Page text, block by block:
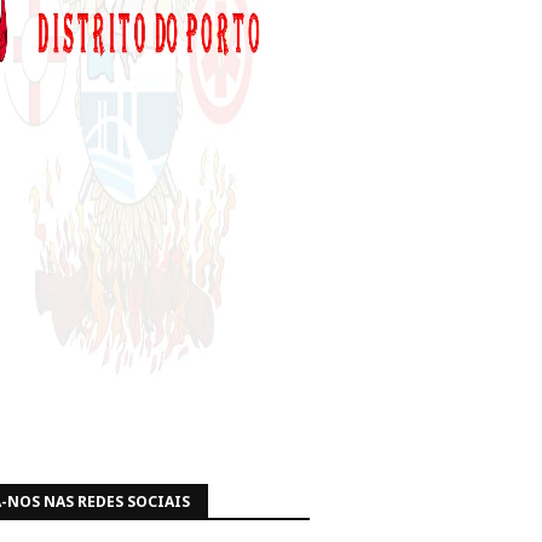
NOS NAS REDES SOCIAIS